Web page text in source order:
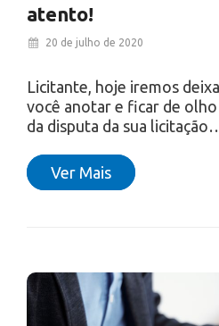
atento!
20 de julho de 2020
Licitante, hoje iremos
você anotar e ficar de
da disputa da sua
Ver Mais